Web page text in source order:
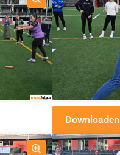
Downloaden